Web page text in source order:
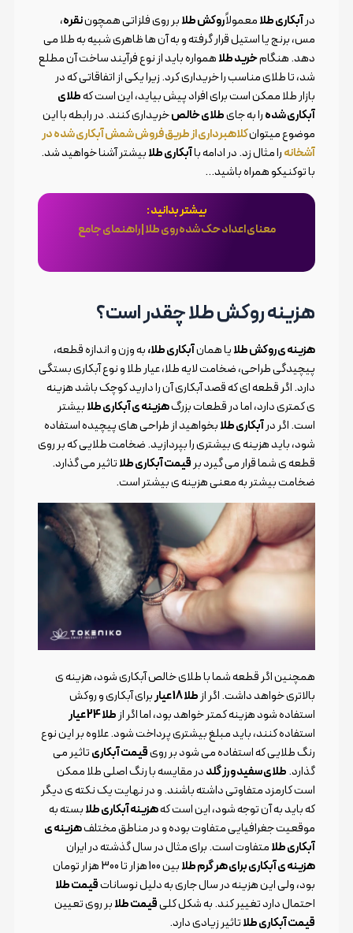
درآبکاری طلامعمولاًروکش طلابر روی فلزاتی همچوننقره،
مس، برنج یا استیل قرار گرفته و به آن ها ظاهری شبیه به طلا می
دهد. هنگامخرید طلاهمواره باید از نوع فرآیند ساخت آن مطلع
شد، تا طلای مناسب را خریداری کرد. زیرا یکی از اتفاقاتی که در
بازار طلا ممکن است برای افراد پیش بیاید، این است کهطلای
آبکاری شدهرا به جایطلای خالصخریداری کنند. در رابطه با این
موضوع میتوانکلاهبرداری از طریق فروش شمش آبکاری شده در
آشخانهرا مثال زد. در ادامه باآبکاری طلابیشتر آشنا خواهید شد.
با توکنیکو همراه باشید…
بیشتر بدانید :
معنای اعداد حک شده روی طلا | راهنمای جامع
هزینه روکش طلا چقدر است؟
هزینه ی روکش طلایا همانآبکاری طلا،به وزن و اندازه قطعه،
پیچیدگی طراحی، ضخامت لایه طلا، عیار طلا و نوع آبکاری بستگی
دارد. اگر قطعه ای که قصد آبکاری آن را دارید کوچک باشد هزینه
ی کمتری دارد، اما در قطعات بزرگهزینه ی آبکاری طلابیشتر
است. اگر درآبکاری طلابخواهید از طراحی های پیچیده استفاده
شود، باید هزینه ی بیشتری را بپردازید. ضخامت طلایی که بر روی
قطعه ی شما قرار می گیرد بر قیمت آبکاری طلاتاثیر می گذارد.
ضخامت بیشتر به معنی هزینه ی بیشتر است.
همچنین اگر قطعه شما با طلای خالص آبکاری شود، هزینه ی
بالاتری خواهد داشت. اگر ازطلا 18 عیار
برای آبکاری و روکش
استفاده شود هزینه کمتر خواهد بود، اما اگر ازطلا 24 عیار
استفاده کنند، باید مبلغ بیشتری پرداخت شود. علاوه بر این نوع
رنگ طلایی که استفاده می شود بر رویقیمت آبکاریتاثیر می
گذارد.طلای سفید و رز گلددر مقایسه با رنگ اصلی طلا ممکن
است کارمزد متفاوتی داشته باشند. و در نهایت یک نکته ی دیگر
که باید به آن توجه شود، این است کههزینه آبکاری طلابسته به
موقعیت جغرافیایی متفاوت بوده و در مناطق مختلفهزینه ی
آبکاری طلامتفاوت است. برای مثال در سال گذشته در ایران
هزینه ی آبکاری برای هر گرم طلا
بین 100 هزار تا 300 هزار تومان
بود، ولی این هزینه در سال جاری به دلیل نوساناتقیمت طلا
احتمال دارد تغییر کند. به شکل کلیقیمت طلابر روی تعیین
قیمت آبکاری طلاتاثیر زیادی دارد.